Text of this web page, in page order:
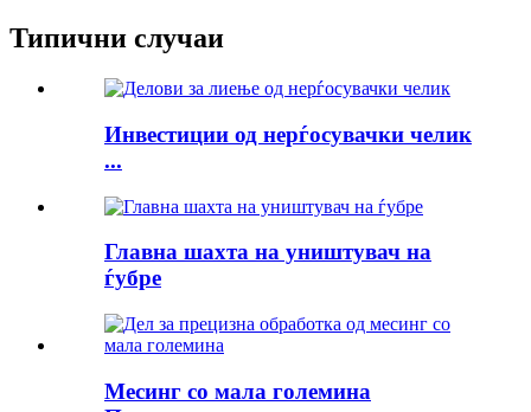
Типични случаи
Инвестиции од нерѓосувачки челик
...
Главна шахта на уништувач на
ѓубре
Месинг со мала големина